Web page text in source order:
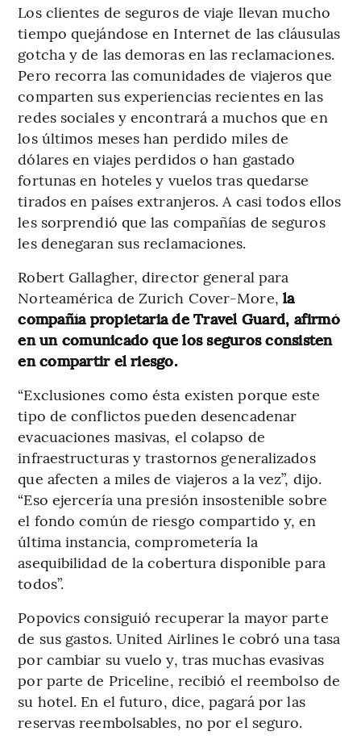
Los clientes de seguros de viaje llevan mucho
tiempo quejándose en Internet de las cláusulas
gotcha y de las demoras en las reclamaciones.
Pero recorra las comunidades de viajeros que
comparten sus experiencias recientes en las
redes sociales y encontrará a muchos que en
los últimos meses han perdido miles de
dólares en viajes perdidos o han gastado
fortunas en hoteles y vuelos tras quedarse
tirados en países extranjeros. A casi todos ellos
les sorprendió que las compañías de seguros
les denegaran sus reclamaciones.
Robert Gallagher, director general para
Norteamérica de Zurich Cover-More, la
compañía propietaria de Travel Guard, afirmó
en un comunicado que los seguros consisten
en compartir el riesgo.
“Exclusiones como ésta existen porque este
tipo de conflictos pueden desencadenar
evacuaciones masivas, el colapso de
infraestructuras y trastornos generalizados
que afecten a miles de viajeros a la vez”, dijo.
“Eso ejercería una presión insostenible sobre
el fondo común de riesgo compartido y, en
última instancia, comprometería la
asequibilidad de la cobertura disponible para
todos”.
Popovics consiguió recuperar la mayor parte
de sus gastos. United Airlines le cobró una tasa
por cambiar su vuelo y, tras muchas evasivas
por parte de Priceline, recibió el reembolso de
su hotel. En el futuro, dice, pagará por las
reservas reembolsables, no por el seguro.